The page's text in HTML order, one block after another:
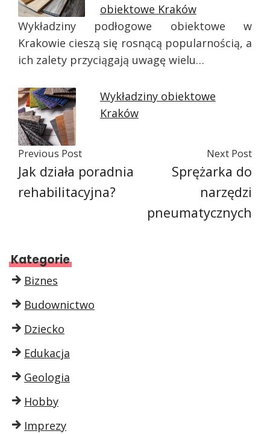
obiektowe Kraków
Wykładziny podłogowe obiektowe w
Krakowie cieszą się rosnącą popularnością, a
ich zalety przyciągają uwagę wielu…
Wykładziny obiektowe
Kraków
Previous Post
Jak działa poradnia
rehabilitacyjna?
Next Post
Sprężarka do
narzędzi
pneumatycznych
Kategorie
Biznes
Budownictwo
Dziecko
Edukacja
Geologia
Hobby
Imprezy